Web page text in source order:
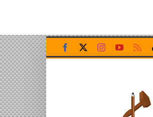
Skip
to
content
Facebook InstagramYouTubeRss